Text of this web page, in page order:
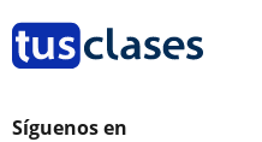
Síguenos en